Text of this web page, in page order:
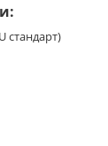
стандарт)